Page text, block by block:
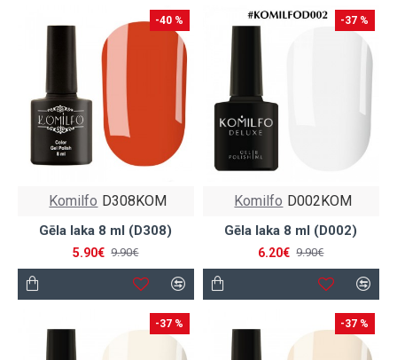
-40 %
Komilfo D308KOM
Gēla laka 8 ml (D308)
5.90€ 9.90€
-37 %
Komilfo D002KOM
Gēla laka 8 ml (D002)
6.20€ 9.90€
-37 % -37 %